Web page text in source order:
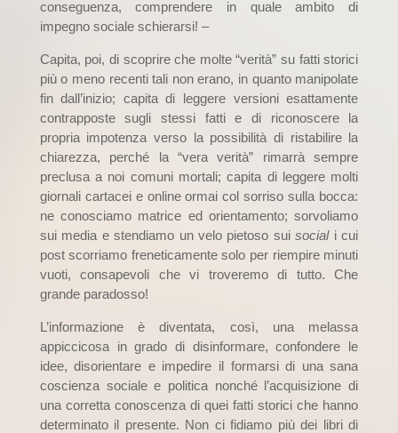
conseguenza, comprendere in quale ambito di
impegno sociale schierarsi! –
Capita, poi, di scoprire che molte “verità” su fatti storici
più o meno recenti tali non erano, in quanto manipolate
fin dall’inizio; capita di leggere versioni esattamente
contrapposte sugli stessi fatti e di riconoscere la
propria impotenza verso la possibilità di ristabilire la
chiarezza, perché la “vera verità” rimarrà sempre
preclusa a noi comuni mortali; capita di leggere molti
giornali cartacei e online ormai col sorriso sulla bocca:
ne conosciamo matrice ed orientamento; sorvoliamo
sui media e stendiamo un velo pietoso suisociali cui
post scorriamo freneticamente solo per riempire minuti
vuoti, consapevoli che vi troveremo di tutto. Che
grande paradosso!
L’informazione è diventata, così, una melassa
appiccicosa in grado di disinformare, confondere le
idee, disorientare e impedire il formarsi di una sana
coscienza sociale e politica nonché l’acquisizione di
una corretta conoscenza di quei fatti storici che hanno
determinato il presente. Non ci fidiamo più dei libri di